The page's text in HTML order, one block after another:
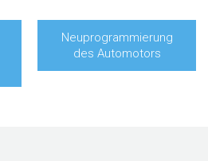
Neuprogrammierung
des Automotors